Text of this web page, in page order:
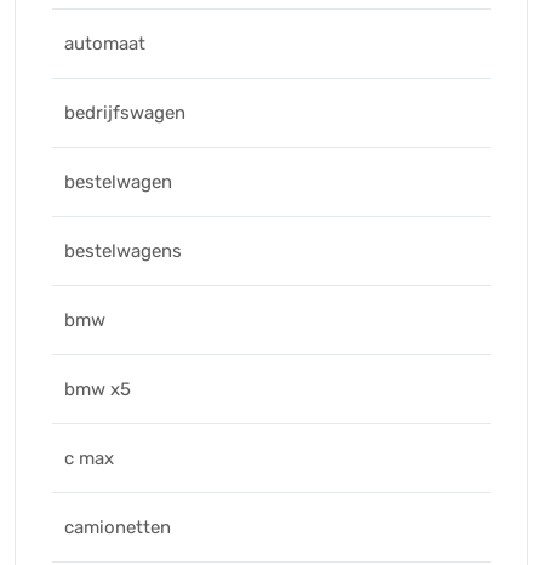
automaat
bedrijfswagen
bestelwagen
bestelwagens
bmw
bmw x5
c max
camionetten